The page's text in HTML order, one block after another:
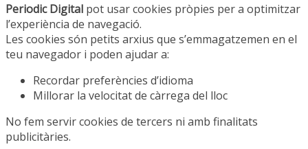
Periodic Digital pot usar cookies pròpies per a optimitzar
l’experiència de navegació.
Les cookies són petits arxius que s’emmagatzemen en el
teu navegador i poden ajudar a:
Recordar preferències d’idioma
Millorar la velocitat de càrrega del lloc
No fem servir cookies de tercers ni amb finalitats
publicitàries.